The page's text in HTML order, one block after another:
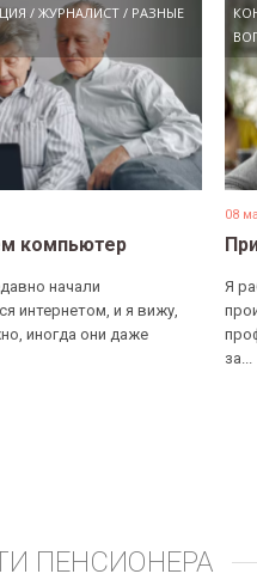
/ЖУРНАЛИСТ / РАЗНЫЕ
компьютер
начали
интернетом, и я вижу,
иногда они даже
08
Я
за...
ПЕНСИОНЕРА